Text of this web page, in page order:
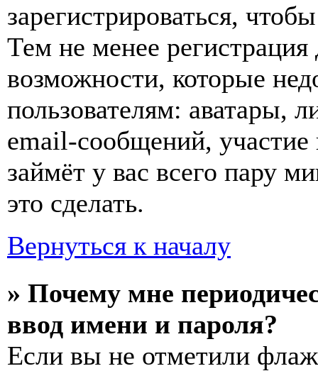
зарегистрироваться,
Тем не менее
возможности, которые
пользователям: аватары,
email-сообщений, участие
займёт у вас всего пару
это сделать.
Вернуться к началу
» Почему мне
ввод имени и пароля?
Если вы не отметили